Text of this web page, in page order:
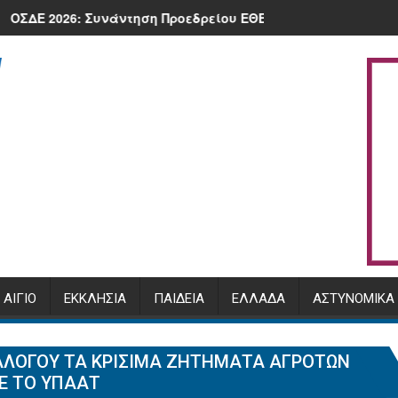
στην πλατεία της Κλειτορίας
Προεδρείου ΕΘΕΑΣ με τον Υπουργό, Μ. Σχοινά και
Πρόγραμμα
ΑΊΓΙΟ ΕΚΚΛΗΣΊΑ ΠΑΙΔΕΊΑ ΕΛΛΆΔΑ ΑΣΤΥΝΟΜΙΚΆ
ΤΑ ΚΡΊΣΙΜΑ ΖΗΤΉΜΑΤΑ ΑΓΡΟΤΏΝ
ΤΟ ΥΠΑΑΤ